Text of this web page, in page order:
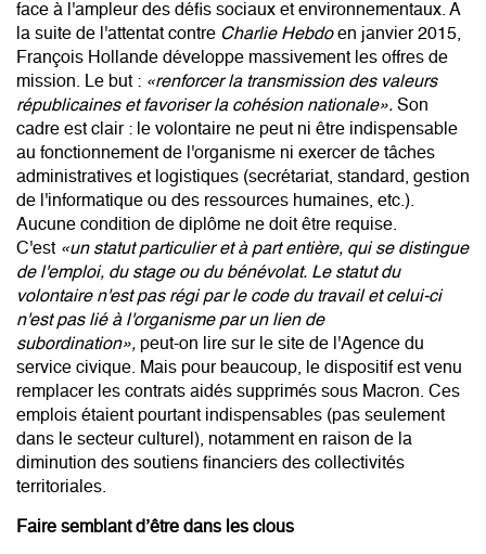
face à l'ampleur des défis sociaux et environnementaux. A
la suite de l'attentat contre Charlie Hebdoen janvier 2015,
François Hollande développe massivement les offres de
mission. Le but : «renforcer la transmission des valeurs
républicaines et favoriser la cohésion nationale». Son
cadre est clair : le volontaire ne peut ni être indispensable
au fonctionnement de l'organisme ni exercer de tâches
administratives et logistiques (secrétariat, standard, gestion
de l'informatique ou des ressources humaines, etc.).
Aucune condition de diplôme ne doit être requise.
C'est «un statut particulier et à part entière, qui se distingue
de l'emploi, du stage ou du bénévolat. Le statut du
volontaire n'est pas régi par le code du travail et celui-ci
n'est pas lié à l'organisme par un lien de
subordination», peut-on lire sur le site de l'Agence du
service civique. Mais pour beaucoup, le dispositif est venu
remplacer les contrats aidés supprimés sous Macron. Ces
emplois étaient pourtant indispensables (pas seulement
dans le secteur culturel), notamment en raison de la
diminution des soutiens financiers des collectivités
territoriales.
Faire semblant d’être dans les clous